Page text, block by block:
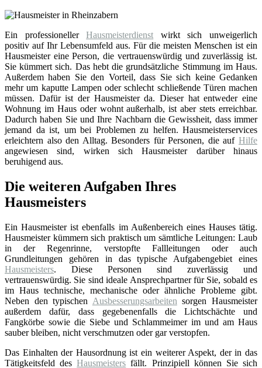
Ein professionellerHausmeisterdienst wirkt sich unweigerlich
positiv auf Ihr Lebensumfeld aus. Für die meisten Menschen ist ein
Hausmeister eine Person, die vertrauenswürdig und zuverlässig ist.
Sie kümmert sich. Das hebt die grundsätzliche Stimmung im Haus.
Außerdem haben Sie den Vorteil, dass Sie sich keine Gedanken
mehr um kaputte Lampen oder schlecht schließende Türen machen
müssen. Dafür ist der Hausmeister da. Dieser hat entweder eine
Wohnung im Haus oder wohnt außerhalb, ist aber stets erreichbar.
Dadurch haben Sie und Ihre Nachbarn die Gewissheit, dass immer
jemand da ist, um bei Problemen zu helfen. Hausmeisterservices
erleichtern also den Alltag. Besonders für Personen, die auf Hilfe
angewiesen sind, wirken sich Hausmeister darüber hinaus
beruhigend aus.
Die weiteren Aufgaben Ihres
Hausmeisters
Ein Hausmeister ist ebenfalls im Außenbereich eines Hauses tätig.
Hausmeister kümmern sich praktisch um sämtliche Leitungen: Laub
in der Regenrinne, verstopfte Fallleitungen oder auch
Grundleitungen gehören in das typische Aufgabengebiet eines
Hausmeisters. Diese Personen sind zuverlässig und
vertrauenswürdig. Sie sind ideale Ansprechpartner für Sie, sobald es
im Haus technische, mechanische oder ähnliche Probleme gibt.
Neben den typischen Ausbesserungsarbeiten sorgen Hausmeister
außerdem dafür, dass gegebenenfalls die Lichtschächte und
Fangkörbe sowie die Siebe und Schlammeimer im und am Haus
sauber bleiben, nicht verschmutzen oder gar verstopfen.
Das Einhalten der Hausordnung ist ein weiterer Aspekt, der in das
Tätigkeitsfeld desHausmeisters fällt. Prinzipiell können Sie sich